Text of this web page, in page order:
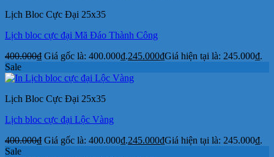
Lịch Bloc Cực Đại 25x35
Lịch bloc cực đại Mã Đáo Thành Công
400.000₫ Giá gốc là: 400.000₫.245.000₫Giá hiện tại là: 245.000₫.
Sale
Lịch Bloc Cực Đại 25x35
Lịch bloc cực đại Lộc Vàng
400.000₫ Giá gốc là: 400.000₫.245.000₫Giá hiện tại là: 245.000₫.
Sale